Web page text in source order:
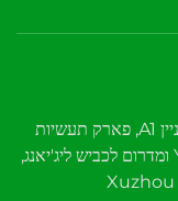
Add: סין Jiangsu Xuzhou קומה 4, בניין A1, פארק תעשיות
טכנולוגיות בטיחות, מזרחית לכביש Yinshan ומדרום לכביש ליג'יאנג,